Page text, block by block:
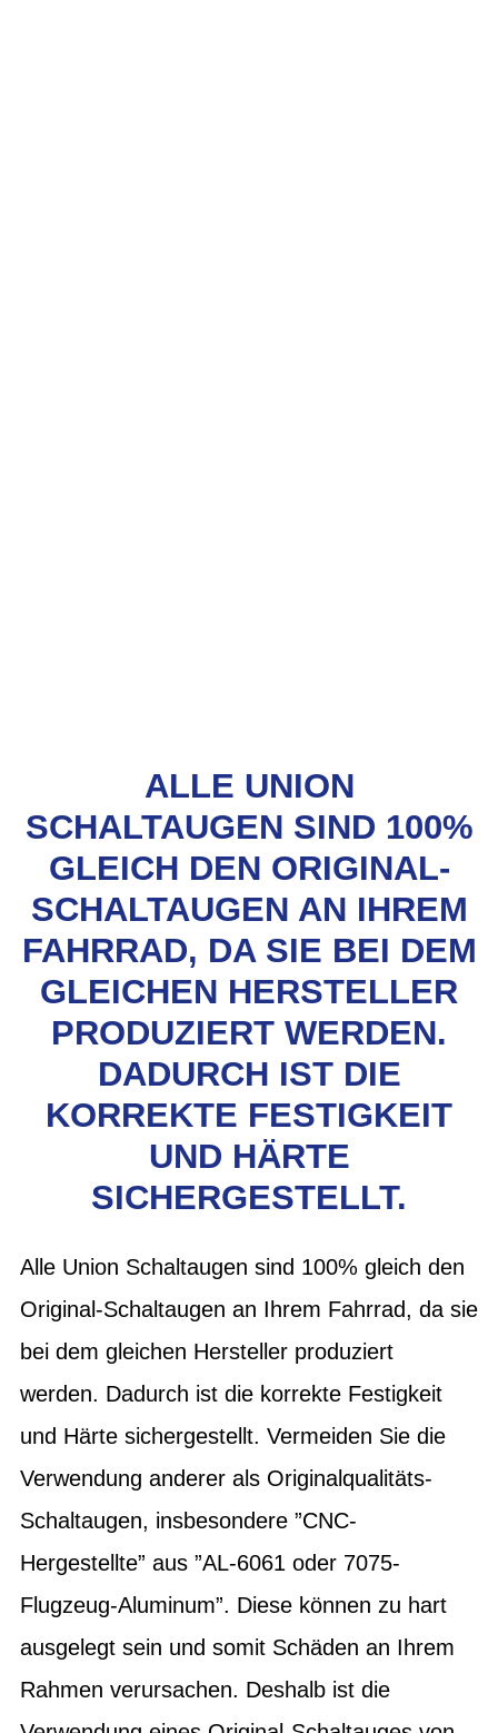
ALLE UNION
SCHALTAUGEN SIND 100%
GLEICH DEN ORIGINAL-
SCHALTAUGEN AN IHREM
FAHRRAD, DA SIE BEI DEM
GLEICHEN HERSTELLER
PRODUZIERT WERDEN.
DADURCH IST DIE
KORREKTE FESTIGKEIT
UND HÄRTE
SICHERGESTELLT.
Alle Union Schaltaugen sind 100% gleich den
Original-Schaltaugen an Ihrem Fahrrad, da sie
bei dem gleichen Hersteller produziert
werden. Dadurch ist die korrekte Festigkeit
und Härte sichergestellt. Vermeiden Sie die
Verwendung anderer als Originalqualitäts-
Schaltaugen, insbesondere ”CNC-
Hergestellte” aus ”AL-6061 oder 7075-
Flugzeug-Aluminum”. Diese können zu hart
ausgelegt sein und somit Schäden an Ihrem
Rahmen verursachen. Deshalb ist die